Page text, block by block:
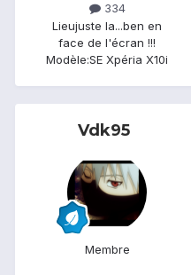
334
Lieujuste la...ben en
face de l'écran !!!
Modèle:SE Xpéria X10i
Vdk95
Membre